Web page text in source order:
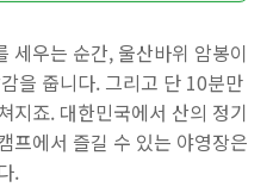
세우는 순간, 울산바위 암봉이
을 줍니다. 그리고 단 10분만
지죠. 대한민국에서 산의 정기
프에서 즐길 수 있는 야영장은
.